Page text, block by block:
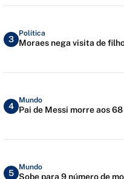
3
Política
Moraes nega visita de
4
Mundo
Pai de Messi morre aos
5
Mundo
Sobe para 9 número de